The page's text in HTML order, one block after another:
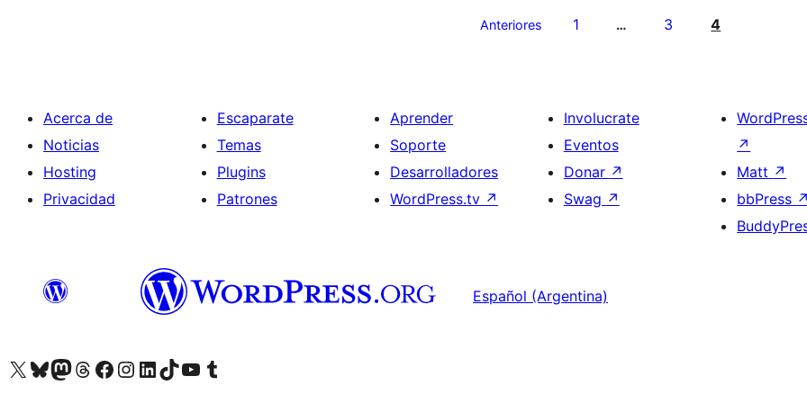
Anteriores 1 … 3 4
Acerca de
Noticias
Hosting
Privacidad
Escaparate
Temas
Plugins
Patrones
Aprender
Soporte
Desarrolladores
WordPress.tv ↗
Involucrate
Eventos
Donar ↗
Swag ↗
↗
Matt ↗
bbPress ↗
Español (Argentina)
Visitá nuestra cuenta de X (anteriormente Twitter)
Visitá nuestra cuenta de Bluesky
Visitá nuestra cuenta de Mastodon
Visitá nuestra cuenta de Threads
Visitá nuestra página de Facebook
Visitá nuestra cuenta de Instagram
Visitá nuestra cuenta de LinkedIn
Visitá nuestra cuenta de TikTok
Visitá nuestro canal de YouTube
Visitá nuestra cuenta de Tumblr